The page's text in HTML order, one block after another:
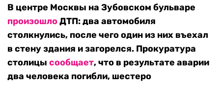
В центре Москвы на Зубовском бульваре
произошлоДТП: два автомобиля
столкнулись, после чего один из них въехал
в стену здания и загорелся. Прокуратура
столицы сообщает, что в результате аварии
два человека погибли, шестеро